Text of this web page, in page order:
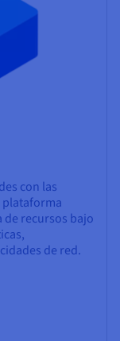
con las
plataforma
de recursos bajo
de red.